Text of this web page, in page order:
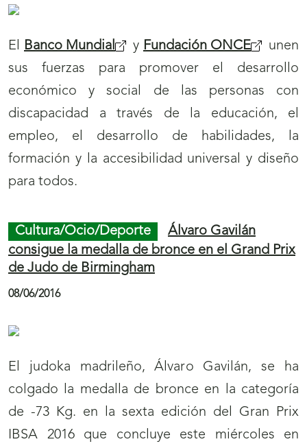
El Banco Mundial y Fundación ONCE
unen
sus fuerzas para promover el desarrollo
económico y social de las personas con
discapacidad a través de la educación, el
empleo, el desarrollo de habilidades, la
formación y la accesibilidad universal y diseño
para todos.
Cultura/Ocio/Deporte
Álvaro Gavilán
consigue la medalla de bronce en el Grand Prix
de Judo de Birmingham
08/06/2016
El judoka madrileño, Álvaro Gavilán, se ha
colgado la medalla de bronce en la categoría
de -73 Kg. en la sexta edición del Gran Prix
IBSA 2016 que concluye este miércoles en